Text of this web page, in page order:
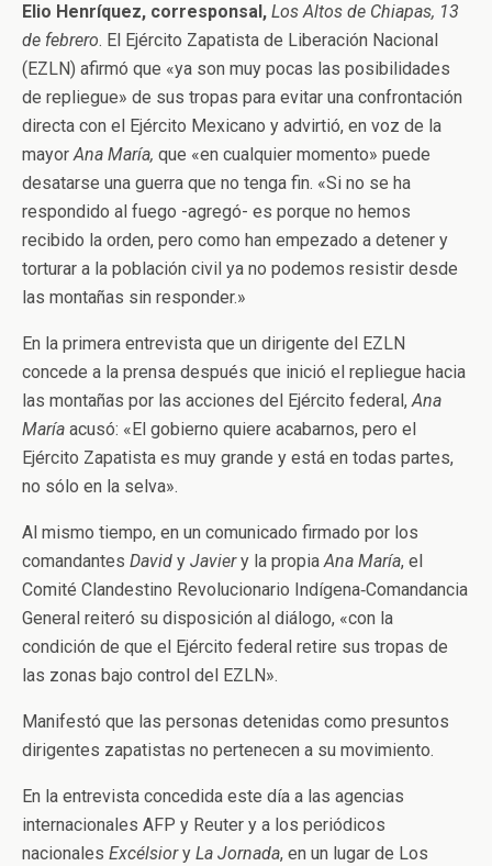
Elio Henríquez, corresponsal, Los Altos de Chiapas, 13
de febrero. El Ejército Zapatista de Liberación Nacional
(EZLN) afirmó que «ya son muy pocas las posibilidades
de repliegue» de sus tropas para evitar una confrontación
directa con el Ejército Mexicano y advirtió, en voz de la
mayorAna María, que «en cualquier momento» puede
desatarse una guerra que no tenga fin. «Si no se ha
respondido al fuego -agregó- es porque no hemos
recibido la orden, pero como han empezado a detener y
torturar a la población civil ya no podemos resistir desde
las montañas sin responder.»
En la primera entrevista que un dirigente del EZLN
concede a la prensa después que inició el repliegue hacia
las montañas por las acciones del Ejército federal,Ana
María acusó: «El gobierno quiere acabarnos, pero el
Ejército Zapatista es muy grande y está en todas partes,
no sólo en la selva».
Al mismo tiempo, en un comunicado firmado por los
comandantes David y Javiery la propiaAna María, el
Comité Clandestino Revolucionario Indígena‑Comandancia
General reiteró su disposición al diálogo, «con la
condición de que el Ejército federal retire sus tropas de
las zonas bajo control del EZLN».
Manifestó que las personas detenidas como presuntos
dirigentes zapatistas no pertenecen a su movimiento.
En la entrevista concedida este día a las agencias
internacionales AFP y Reuter y a los periódicos
nacionales Excélsiory La Jornada, en un lugar de Los